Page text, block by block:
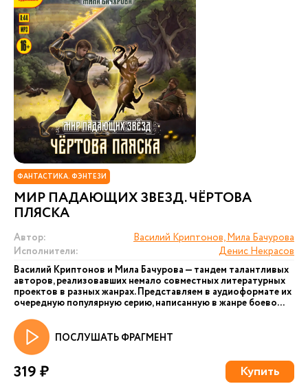
ФАНТАСТИКА. ФЭНТЕЗИ
МИР ПАДАЮЩИХ ЗВЕЗД. ЧЁРТОВА
ПЛЯСКА
Автор:
Василий Криптонов, Мила Бачурова
Исполнители:
Денис Некрасов
Василий Криптонов и Мила Бачурова — тандем талантливых
авторов, реализовавших немало совместных литературных
проектов в разных жанрах. Представляем в аудиоформате их
очередную популярную серию, написанную в жанре боево...
ПОСЛУШАТЬ ФРАГМЕНТ
319 ₽ Купить